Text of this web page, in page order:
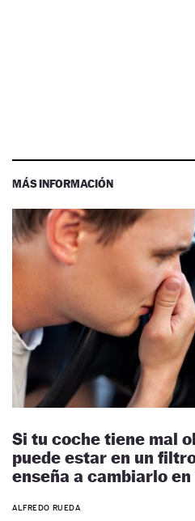
MÁS INFORMACIÓN
Si tu coche tiene mal
puede estar en un
enseña a cambiarlo
ALFREDO RUEDA